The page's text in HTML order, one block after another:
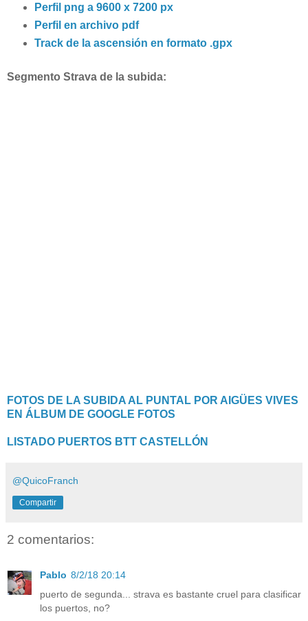
Perfil png a 9600 x 7200 px
Perfil en archivo pdf
Track de la ascensión en formato .gpx
Segmento Strava de la subida:
FOTOS DE LA SUBIDA AL PUNTAL POR AIGÜES VIVES
EN ÁLBUM DE GOOGLE FOTOS
LISTADO PUERTOS BTT CASTELLÓN
@QuicoFranch
Compartir
2 comentarios:
Pablo 8/2/18 20:14
puerto de segunda... strava es bastante cruel para clasificar
los puertos, no?